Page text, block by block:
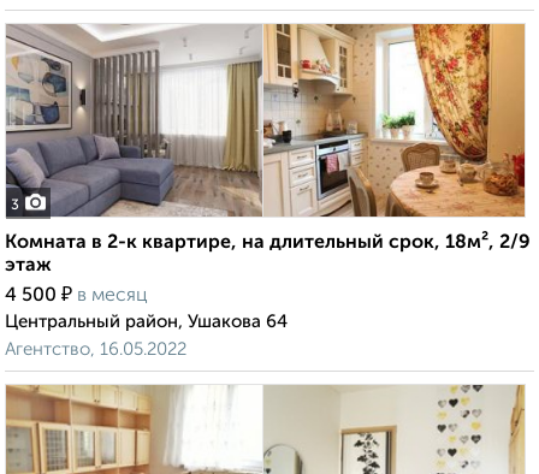
3
Комната в 2-к квартире, на длительный срок, 18м², 2/9
этаж
4 500 ₽ в месяц
Центральный район, Ушакова 64
Агентство, 16.05.2022